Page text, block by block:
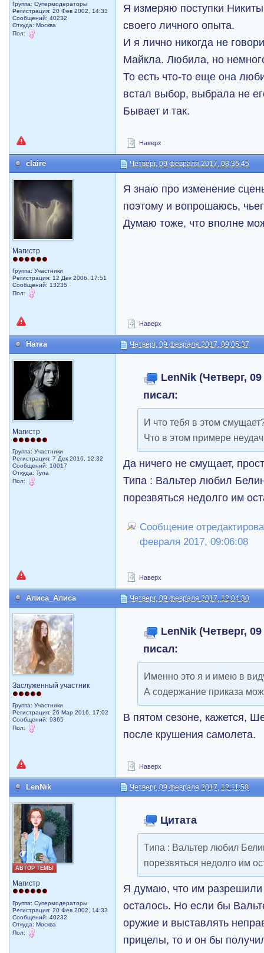
Группа: Супермодераторы
Регистрация: 20 Фев 2002, 14:33
Сообщений: 40232
Откуда: Москва
Пол:
Я измеряю поступки
своего личного опыта.
И я лично никогда не
Майкла. Любила, но
То есть что-то еще она
встал выбор, выбрала не
Бывает и так.
Наверх
claire Четверг, 09 февраля 2017, 08:36:45
Магистр
Группа: Участники
Регистрация: 12 Дек 2006, 17:51
Сообщений: 13235
Пол:
Я знаю про изменение
поэтому и вопрошаюсь,
Думаю тоже, что вполне
Наверх
Натка Четверг, 09 февраля 2017, 09:05:37
Магистр
Группа: Участники
Регистрация: 7 Дек 2016, 12:32
Сообщений: 10017
Откуда: Тула
Пол:
LenNik (Четверг,
писал:
И что тебя в этом
Что в этом примере
Да ничего не смущает,
Типа : Вальтер любил
порезвяться недолго им
Сообщение
февраля 2017, 09:06:08
Наверх
Алиса_Алиса Четверг, 09 февраля 2017, 12:04:30
Заслуженный участник
Группа: Участники
Регистрация: 26 Мар 2016, 17:02
Сообщений: 9365
Пол:
LenNik (Четверг,
писал:
Именно это я и имею в
А содержание приказа
В пятом сезоне, кажется,
после крушения самолета.
Наверх
LenNik Четверг, 09 февраля 2017, 12:11:50
АВТОР ТЕМЫ
Магистр
Группа: Супермодераторы
Регистрация: 20 Фев 2002, 14:33
Сообщений: 40232
Откуда: Москва
Пол:
Цитата
Типа : Вальтер любил
порезвяться недолго им
Я думаю, что им
осталось. Но если бы
оружие и выставлять
прицелы, то и он бы